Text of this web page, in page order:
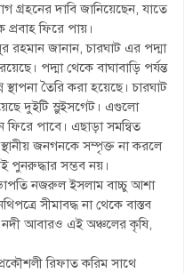
গ্রহনের দাবি জানিয়েছেন, যাতে
ফিরে পায়।
রহমান জানান, চারঘাট এর পদ্মা
পদ্মা থেকে বাঘাবাড়ি পর্যন্ত
তৈরি করা হয়েছে। চারঘাট
দুইটি স্লুইসগেট। এগুলো
পাবে। এছাড়া সমন্বিত
জনগনকে সম্পৃক্ত না করলে
পুনরুদ্ধার সম্ভব নয়।
নজরুল ইসলাম বাচ্চু আশা
সীমাবদ্ধ না থেকে বাস্তব
নদী আবারও এই অঞ্চলের কৃষি,
রিফাত করিম সাথে